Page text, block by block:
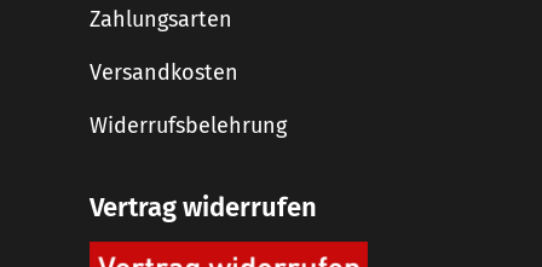
Zahlungsarten
Versandkosten
Widerrufsbelehrung
Vertrag widerrufen